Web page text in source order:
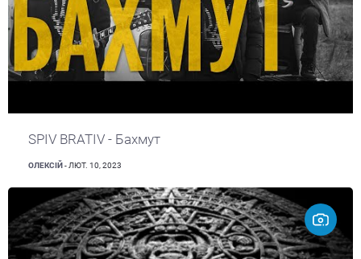
SPIV BRATIV - Бахмут
ОЛЕКСІЙ - ЛЮТ. 10, 2023